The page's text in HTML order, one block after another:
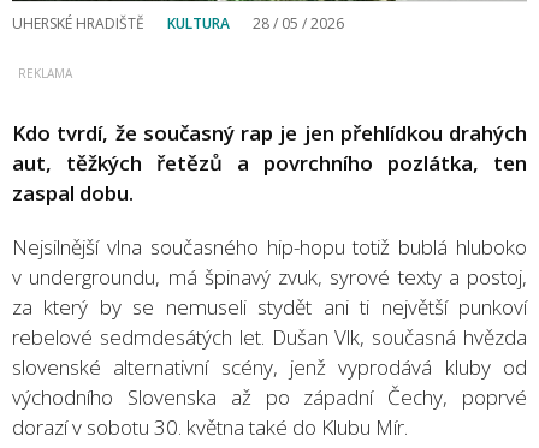
UHERSKÉ HRADIŠTĚ KULTURA 28 / 05 / 2026
Kdo tvrdí, že současný rap je jen přehlídkou drahých
aut, těžkých řetězů a povrchního pozlátka, ten
zaspal dobu.
Nejsilnější vlna současného hip-hopu totiž bublá hluboko
v undergroundu, má špinavý zvuk, syrové texty a postoj,
za který by se nemuseli stydět ani ti největší punkoví
rebelové sedmdesátých let. Dušan Vlk, současná hvězda
slovenské alternativní scény, jenž vyprodává kluby od
východního Slovenska až po západní Čechy, poprvé
dorazí v sobotu 30. května také do Klubu Mír.